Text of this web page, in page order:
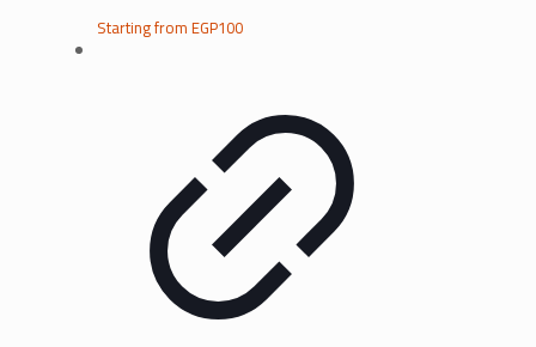
Starting fromEGP100